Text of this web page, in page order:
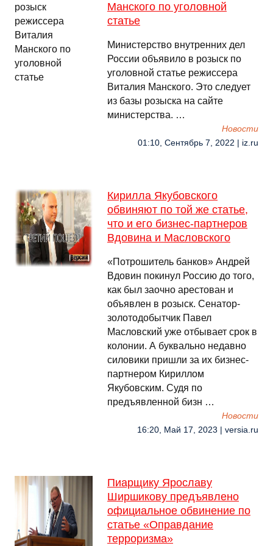
Манского по уголовной
статье
Министерство внутренних дел
России объявило в розыск по
уголовной статье режиссера
Виталия Манского. Это следует
из базы розыска на сайте
министерства. …
Новости
01:10, Сентябрь 7, 2022 | iz.ru
Кирилла Якубовского
обвиняют по той же статье,
что и его бизнес-партнеров
Вдовина и Масловского
«Потрошитель банков» Андрей
Вдовин покинул Россию до того,
как был заочно арестован и
объявлен в розыск. Сенатор-
золотодобытчик Павел
Масловский уже отбывает срок в
колонии. А буквально недавно
силовики пришли за их бизнес-
партнером Кириллом
Якубовским. Судя по
предъявленной бизн …
Новости
16:20, Май 17, 2023 | versia.ru
Пиарщику Ярославу
Ширшикову предъявлено
официальное обвинение по
статье «Оправдание
терроризма»